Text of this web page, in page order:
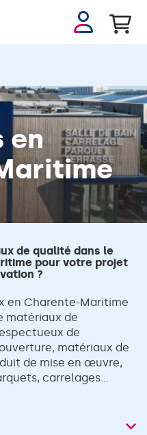
Se
connecter
en
de qualité dans le
pour votre projet
?
en Charente-Maritime
matériaux de
de
matériaux de
de mise en œuvre,
carrelages...